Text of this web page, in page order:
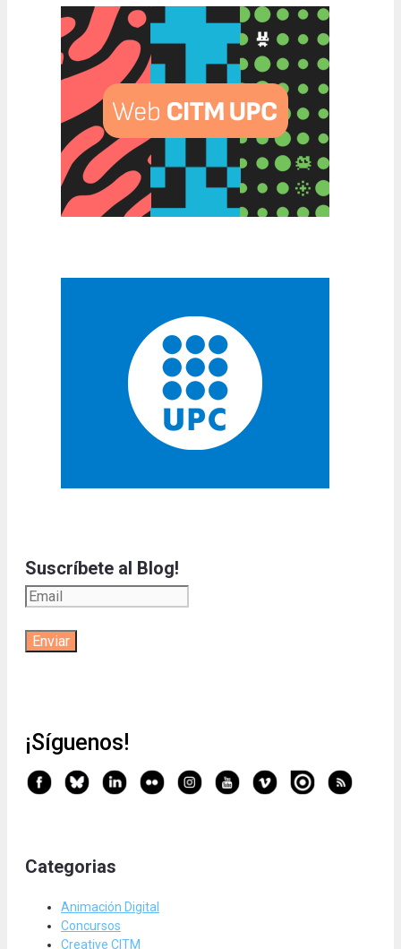
Suscríbete al Blog!
¡Síguenos!
Categorias
Animación Digital
Concursos
Creative CITM